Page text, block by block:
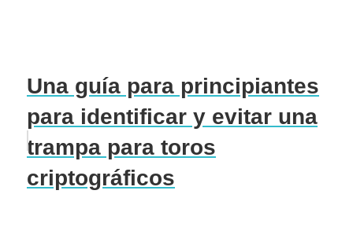
Una guía para principiantes
para identificar y evitar una
trampa para toros
criptográficos